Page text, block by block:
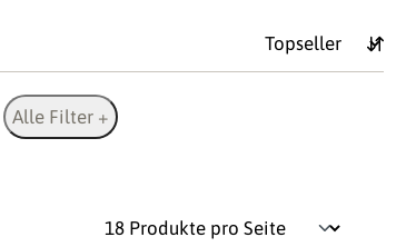
Alle Filter +